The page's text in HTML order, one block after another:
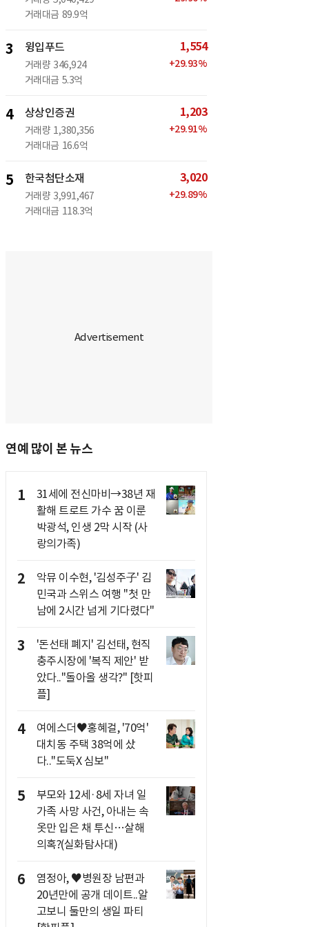
거래대금 89.9억
3 윙입푸드
거래량 346,924
거래대금 5.3억
1,554
+29.93%
4 상상인증권
거래량 1,380,356
거래대금 16.6억
1,203
+29.91%
5 한국첨단소재
거래량 3,991,467
거래대금 118.3억
3,020
+29.89%
연예 많이 본 뉴스
1
31세에 전신마비→38년 재
활해 트로트 가수 꿈 이룬
박광석, 인생 2막 시작 (사
랑의가족)
2
악뮤 이수현, '김성주子' 김
민국과 스위스 여행 "첫 만
남에 2시간 넘게 기다렸다"
3
'돈선태 폐지' 김선태, 현직
충주시장에 '복직 제안' 받
았다.."돌아올 생각?" [핫피
플]
4
여에스더♥홍혜걸, '70억'
대치동 주택 38억에 샀
다.."도둑X 심보"
5
부모와 12세·8세 자녀 일
가족 사망 사건, 아내는 속
옷만 입은 채 투신…살해
의혹?(실화탐사대)
6
염정아, ♥병원장 남편과
20년만에 공개 데이트..알
고보니 둘만의 생일 파티